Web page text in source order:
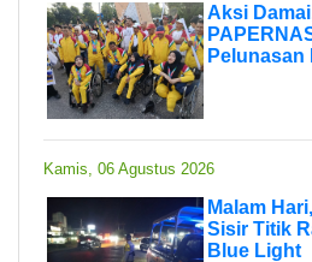
Aksi
Pelunasan
Kamis, 06 Agustus 2026
Malam
Sisir Titik
Blue Light